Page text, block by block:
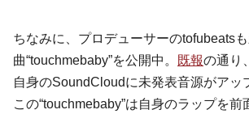
ちなみに、プロデューサーのtofubeats
曲“touchmebaby”を公開中。
既報の通り
自身のSoundCloudに未発表音源がアッ
この“touchmebaby”は自身のラップを前